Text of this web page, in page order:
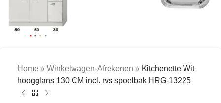
Home » Winkelwagen-Afrekenen » Kitchenette Wit
hoogglans 130 CM incl. rvs spoelbak HRG-13225